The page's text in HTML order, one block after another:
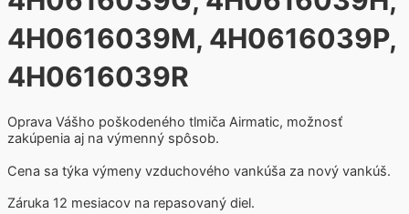
4H0616039M, 4H0616039P,
4H0616039R
Oprava Vášho poškodeného tlmiča Airmatic, možnosť
zakúpenia aj na výmenný spôsob.
Cena sa týka výmeny vzduchového vankúša za nový vankúš.
Záruka 12 mesiacov na repasovaný diel.